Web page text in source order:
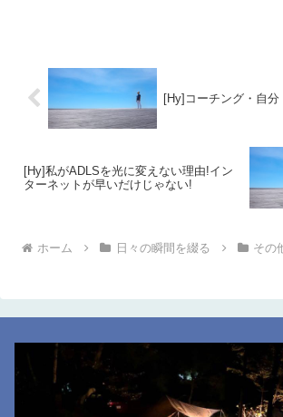
[Hy]コーチング・自分
[Hy]私がADLSを光に変えない理由!イン
ターネットが早いだけじゃない!
ホーム 日々の瞬間を綴る その